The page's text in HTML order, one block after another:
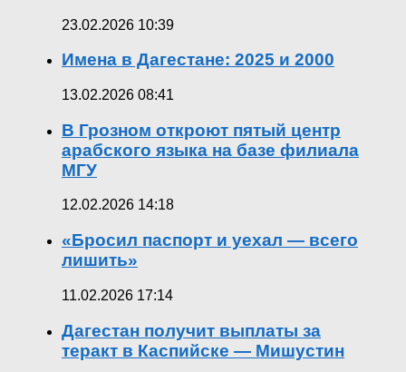
23.02.2026 10:39
Имена в Дагестане: 2025 и 2000
13.02.2026 08:41
В Грозном откроют пятый центр
арабского языка на базе филиала
МГУ
12.02.2026 14:18
«Бросил паспорт и уехал — всего
лишить»
11.02.2026 17:14
Дагестан получит выплаты за
теракт в Каспийске — Мишустин